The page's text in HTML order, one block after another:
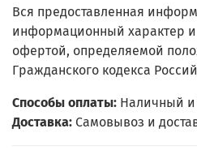
Вся предоставленная
информационный характер и
офертой, определяемой
Гражданского кодекса
Способы оплаты: Наличный и
Доставка: Самовывоз и